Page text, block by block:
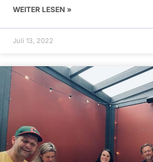
WEITER LESEN »
Juli 13, 2022